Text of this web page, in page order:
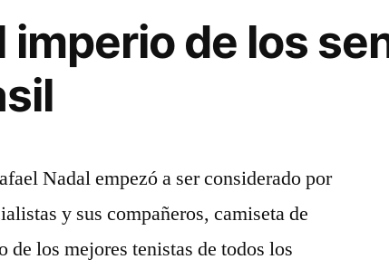
imperio de los
Nadal empezó a ser considerado por
y sus compañeros, camiseta de
los mejores tenistas de todos los